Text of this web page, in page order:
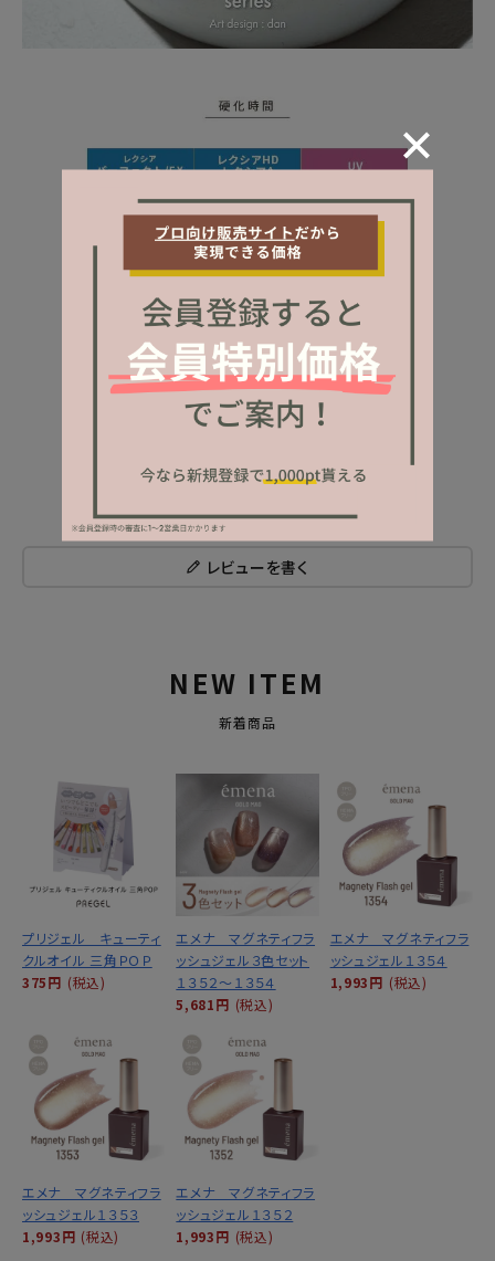
レビューを書く
NEW ITEM
新着商品
プリジェル キューティ
クルオイル 三角ＰＯＰ
375円 (税込)
エメナ マグネティフラ
ッシュジェル３色セット
１３５２～１３５４
5,681円 (税込)
エメナ マグネティフラ
ッシュジェル１３５４
1,993円 (税込)
エメナ マグネティフラ
ッシュジェル１３５３
1,993円 (税込)
エメナ マグネティフラ
ッシュジェル１３５２
1,993円 (税込)